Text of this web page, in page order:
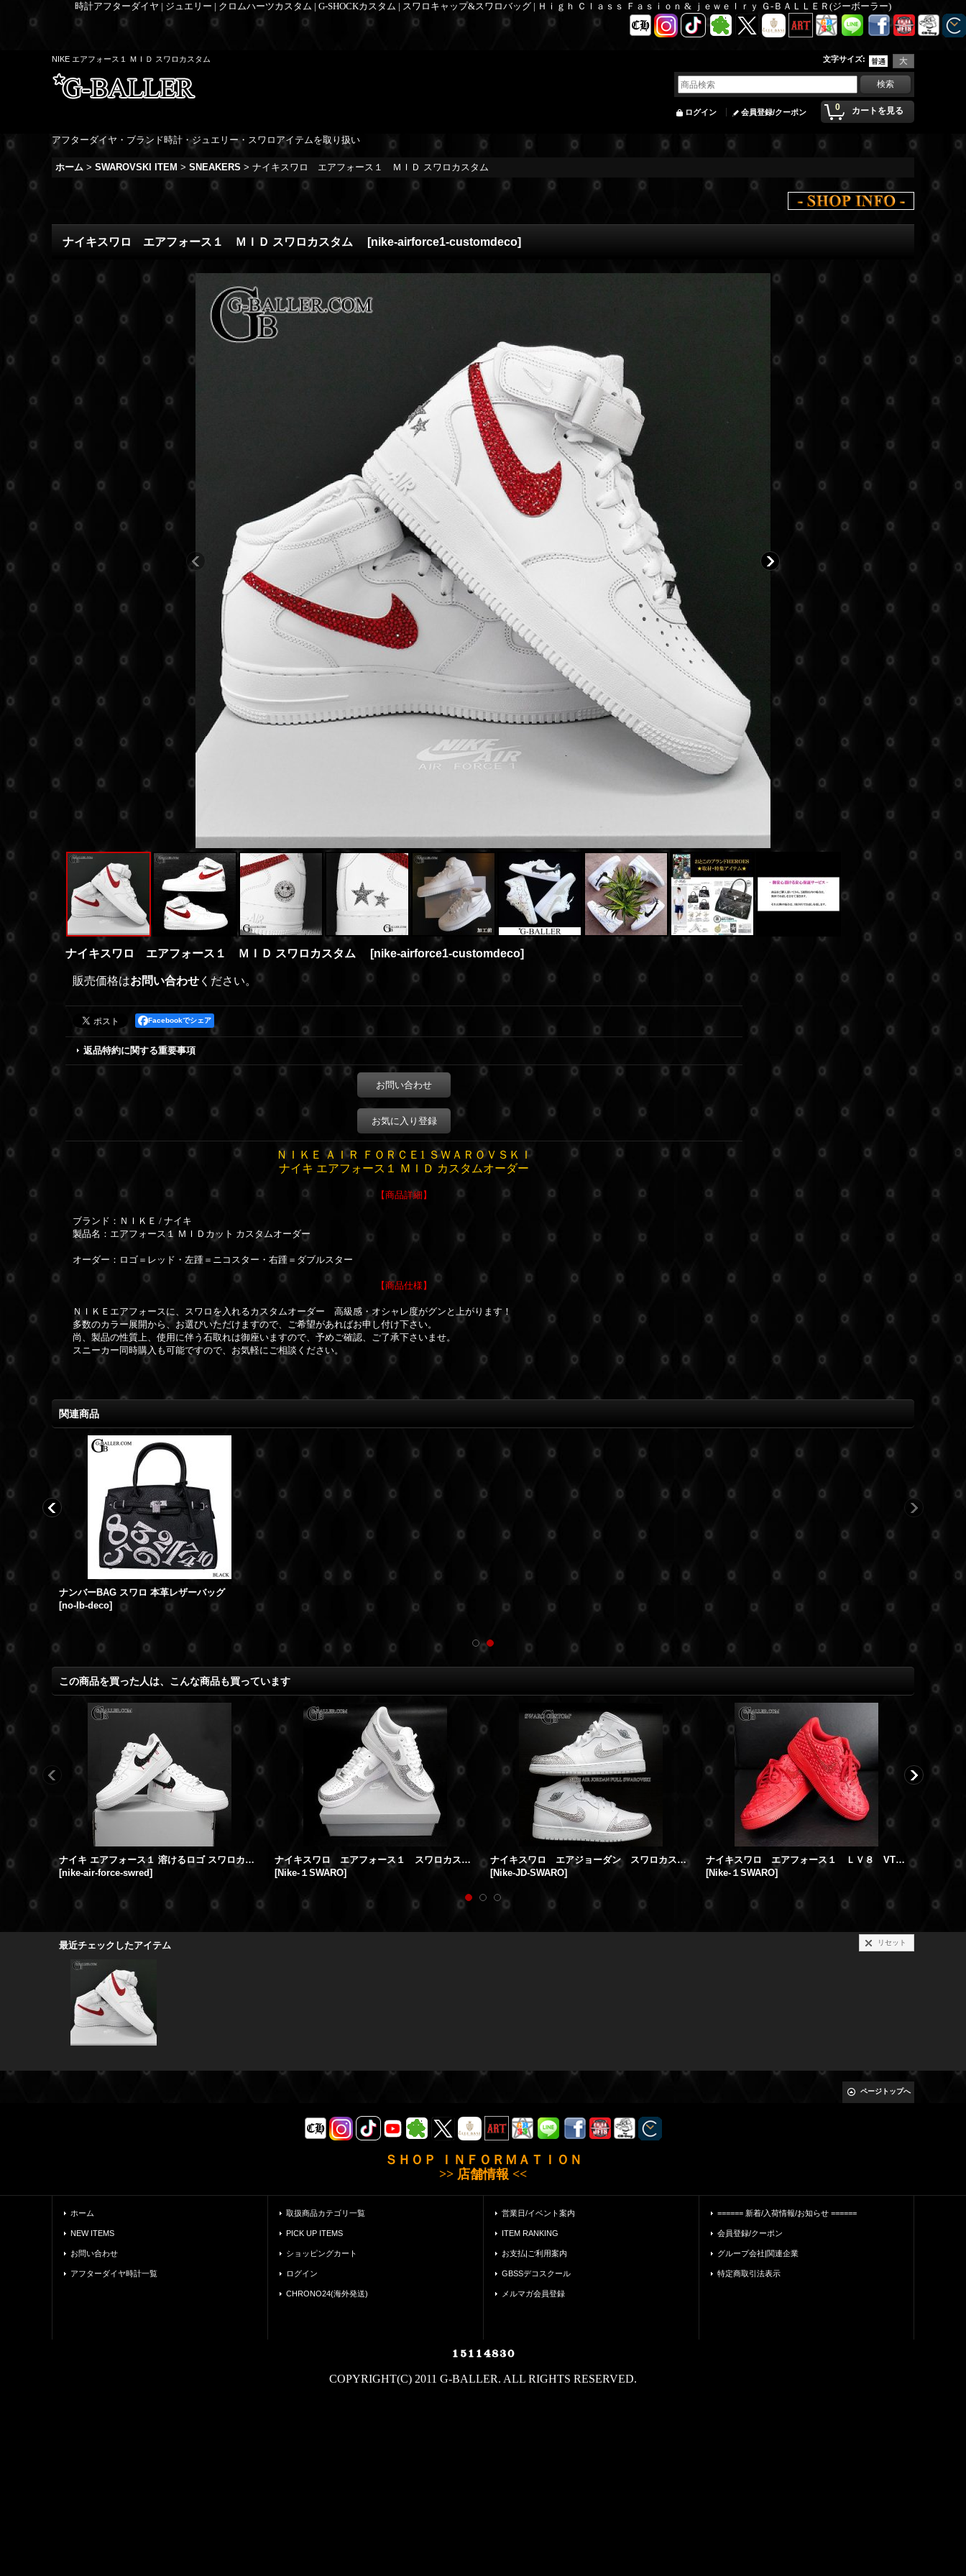
時計アフターダイヤ | ジュエリー | クロムハーツカスタム | G-SHOCKカスタム | スワロキャップ&スワロバッグ | Ｈｉｇｈ Ｃｌａｓｓ Ｆａｓｉｏｎ & ｊｅｗｅｌｒｙ Ｇ-ＢＡＬＬＥＲ(ジーボーラー)
NIKE エアフォース１ ＭＩＤ スワロカスタム 文字サイズ:
0 カートを見る
ログイン 会員登録/クーポン
アフターダイヤ・ブランド時計・ジュエリー・スワロアイテムを取り扱い
ホーム > SWAROVSKI ITEM > SNEAKERS > ナイキスワロ エアフォース１ ＭＩＤ スワロカスタム
ナイキスワロ エアフォース１ ＭＩＤ スワロカスタム [nike-airforce1-customdeco]
ナイキスワロ エアフォース１ ＭＩＤ スワロカスタム [nike-airforce1-customdeco]
販売価格はお問い合わせ ください。
Facebookでシェア
返品特約に関する重要事項
お問い合わせ
お気に入り登録
ＮＩＫＥ ＡＩＲ ＦＯＲＣＥ1 ＳＷＡＲＯＶＳＫＩ
ナイキ エアフォース１ ＭＩＤ カスタムオーダー
【商品詳細】
ブランド：ＮＩＫＥ / ナイキ
製品名：エアフォース１ ＭＩＤカット カスタムオーダー
オーダー：ロゴ＝レッド・左踵＝ニコスター・右踵＝ダブルスター
【商品仕様】
ＮＩＫＥエアフォースに、スワロを入れるカスタムオーダー 高級感・オシャレ度がグンと上がります！
多数のカラー展開から、お選びいただけますので、ご希望があればお申し付け下さい。
尚、製品の性質上、使用に伴う石取れは御座いますので、予めご確認、ご了承下さいませ。
スニーカー同時購入も可能ですので、お気軽にご相談ください。
関連商品
ナンバーBAG スワロ 本革レザーバッグ
[no-lb-deco]
この商品を買った人は、こんな商品も買っています
ナイキ エアフォース１ 溶けるロゴ スワロカスタム レッド×ブラック
[nike-air-force-swred]
ナイキスワロ エアフォース１ スワロカスタム
[Nike-１SWARO]
ナイキスワロ エアジョーダン スワロカスタム
[Nike-JD-SWARO]
ナイキスワロ エアフォース１ ＬＶ８ VT スワロカスタム
[Nike-１SWARO]
最近チェックしたアイテム リセット
ページトップへ
ＳＨＯＰ ＩＮＦＯＲＭＡＴＩＯＮ
>> 店舗情報 <<
ホーム
NEW ITEMS
お問い合わせ
アフターダイヤ時計一覧
取扱商品カテゴリ一覧
PICK UP ITEMS
ショッピングカート
ログイン
CHRONO24(海外発送)
営業日/イベント案内
ITEM RANKING
お支払|ご利用案内
GBSSデコスクール
メルマガ会員登録
====== 新着/入荷情報/お知らせ ======
会員登録/クーポン
グループ会社|関連企業
特定商取引法表示
COPYRIGHT(C) 2011 G-BALLER. ALL RIGHTS RESERVED.